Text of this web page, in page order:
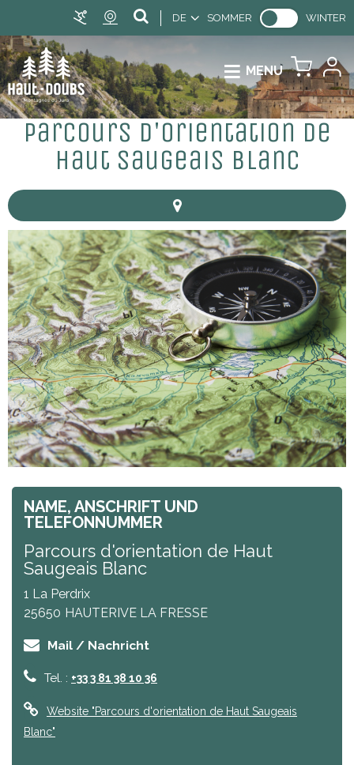
DE SOMMER WINTER
MENU
Parcours d'orientation de
Haut Saugeais Blanc
NAME, ANSCHRIFT UND
TELEFONNUMMER
Parcours d'orientation de Haut
Saugeais Blanc
1 La Perdrix
25650 HAUTERIVE LA FRESSE
Mail / Nachricht
Tel. : +33 3 81 38 10 36
Website "Parcours d'orientation de Haut Saugeais
Blanc"